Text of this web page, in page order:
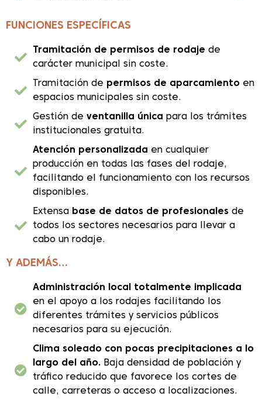
FUNCIONES ESPECÍFICAS
Tramitación de permisos de rodaje de
carácter municipal sin coste.
Tramitación de permisos de aparcamiento en
espacios municipales sin coste.
Gestión deventanilla única
para los trámites
institucionales gratuita.
Atención personalizada
en cualquier
producción en todas las fases del rodaje,
facilitando el funcionamiento con los recursos
disponibles.
Extensa base de datos de profesionales de
todos los sectores necesarios para llevar a
cabo un rodaje.
Y ADEMÁS…
Administración local totalmente implicada
en el apoyo a los rodajes facilitando los
diferentes trámites y servicios públicos
necesarios para su ejecución.
Clima soleado con pocas precipitaciones a lo
largo del año. Baja densidad de población y
tráfico reducido que favorece los cortes de
calle, carreteras o acceso a localizaciones.